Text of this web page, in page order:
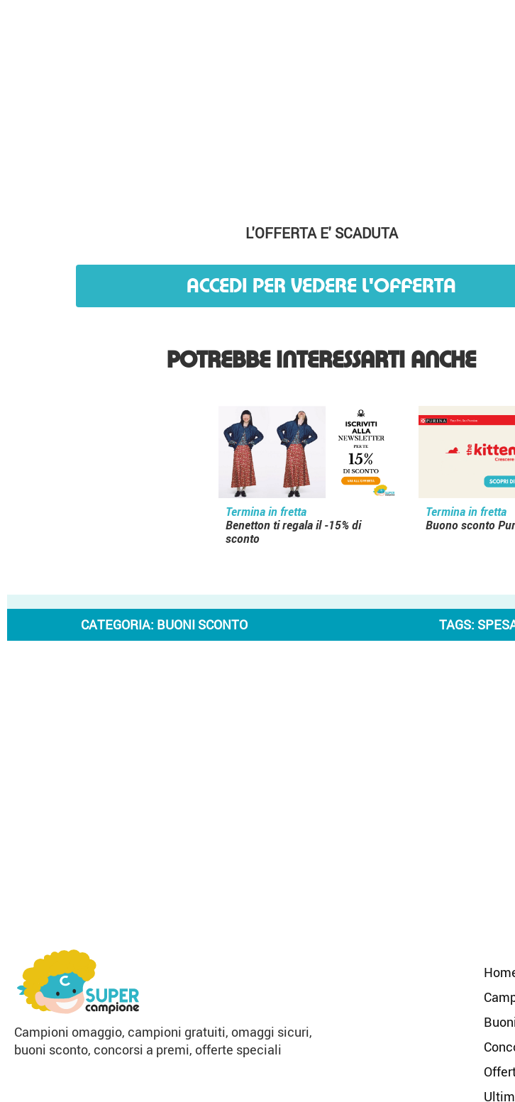
L'OFFERTA E' SCADUTA
ACCEDI PER VEDERE L'OFFERTA
POTREBBE INTERESSARTI ANCHE
Termina in fretta
Benetton ti regala il -15% di
sconto
Termina in fretta
Buono sconto
CATEGORIA: BUONI SCONTO TAGS:
Campioni omaggio, campioni gratuiti, omaggi sicuri,
buoni sconto, concorsi a premi, offerte speciali